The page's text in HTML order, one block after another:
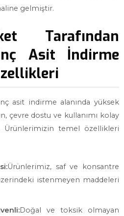
gelmiştir.
Tarafından
Asit İndirme
asit indirme alanında yüksek
çevre dostu ve kullanımı kolay
Ürünlerimizin temel özellikleri
Ürünlerimiz, saf ve konsantre
istenmeyen maddeleri
Doğal ve toksik olmayan